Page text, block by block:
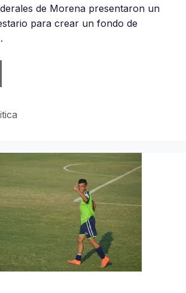
de Morena presentaron un
para crear un fondo de